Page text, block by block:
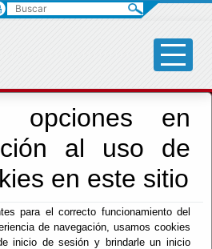
opciones en
al uso de
en este sitio
para el correcto funcionamiento del
de navegación, usamos cookies
inicio de sesión y brindarle un inicio
e
Almeriense
Buscar